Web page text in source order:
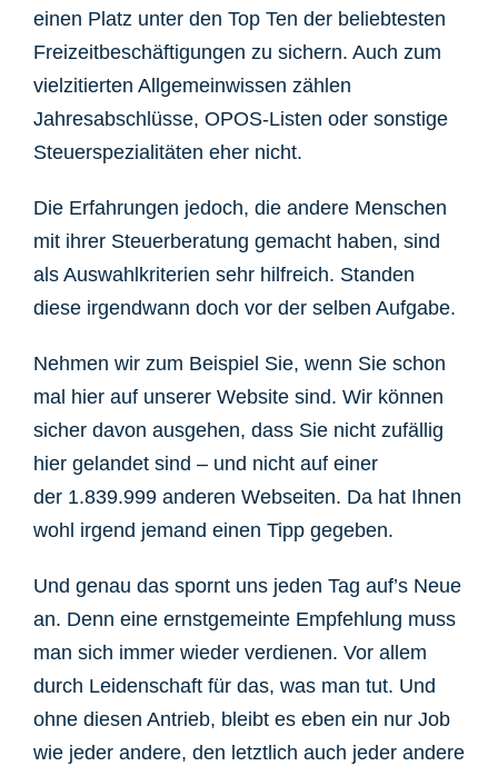
einen Platz unter den Top Ten der beliebtesten
Freizeitbeschäftigungen zu sichern. Auch zum
vielzitierten Allgemeinwissen zählen
Jahresabschlüsse, OPOS-Listen oder sonstige
Steuerspezialitäten eher nicht.
Die Erfahrungen jedoch, die andere Menschen
mit ihrer Steuerberatung gemacht haben, sind
als Auswahlkriterien sehr hilfreich. Standen
diese irgendwann doch vor der selben Aufgabe.
Nehmen wir zum Beispiel Sie, wenn Sie schon
mal hier auf unserer Website sind. Wir können
sicher davon ausgehen, dass Sie nicht zufällig
hier gelandet sind – und nicht auf einer
der 1.839.999 anderen Webseiten. Da hat Ihnen
wohl irgend jemand einen Tipp gegeben.
Und genau das spornt uns jeden Tag auf’s Neue
an. Denn eine ernstgemeinte Empfehlung muss
man sich immer wieder verdienen. Vor allem
durch Leidenschaft für das, was man tut. Und
ohne diesen Antrieb, bleibt es eben ein nur Job
wie jeder andere, den letztlich auch jeder andere